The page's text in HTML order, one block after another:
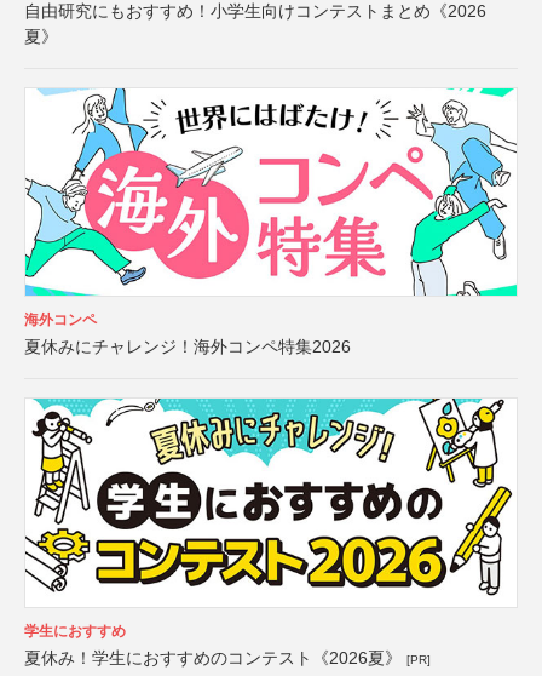
自由研究にもおすすめ！小学生向けコンテストまとめ《2026
夏》
海外コンペ
夏休みにチャレンジ！海外コンペ特集2026
学生におすすめ
夏休み！学生におすすめのコンテスト《2026夏》 [PR]